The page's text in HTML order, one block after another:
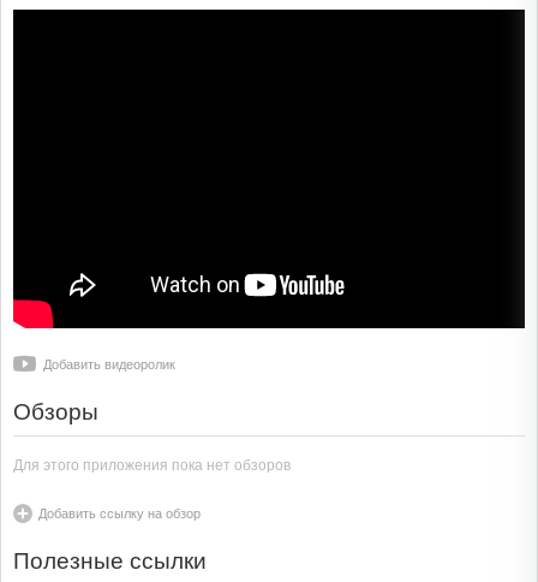
Добавить видеоролик
Обзоры
Для этого приложения пока нет обзоров
Добавить ссылку на обзор
Полезные ссылки